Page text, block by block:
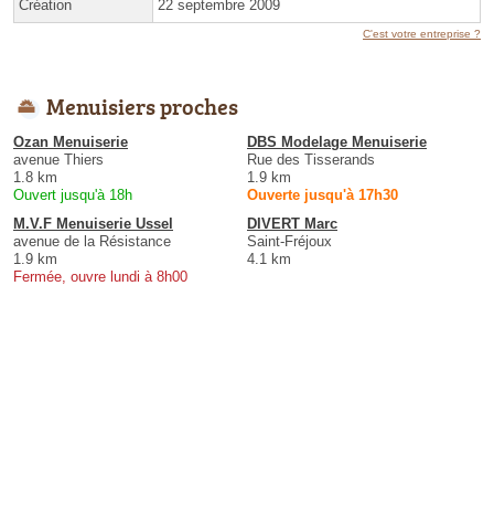
Création 22 septembre 2009
C'est votre entreprise ?
Menuisiers proches
Ozan Menuiserie
avenue Thiers
1.8 km
Ouvert jusqu'à 18h
DBS Modelage Menuiserie
Rue des Tisserands
1.9 km
Ouverte jusqu'à 17h30
M.V.F Menuiserie Ussel
avenue de la Résistance
1.9 km
Fermée, ouvre lundi à 8h00
DIVERT Marc
Saint-Fréjoux
4.1 km